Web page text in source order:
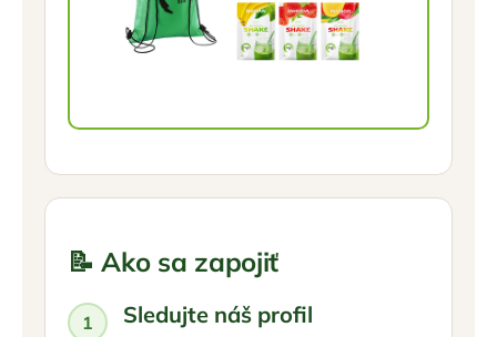
📝 Ako sa zapojiť
Sledujte náš profil